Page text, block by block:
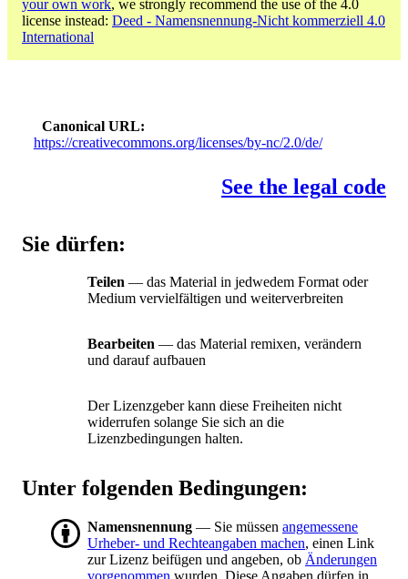
your own work, we strongly recommend the use of the 4.0
license instead: Deed - Namensnennung-Nicht kommerziell 4.0
International
Canonical URL
https://creativecommons.org/licenses/by-nc/2.0/de/
See the legal code
Sie dürfen:
Teilen — das Material in jedwedem Format oder
Medium vervielfältigen und weiterverbreiten
Bearbeiten — das Material remixen, verändern
und darauf aufbauen
Der Lizenzgeber kann diese Freiheiten nicht
widerrufen solange Sie sich an die
Lizenzbedingungen halten.
Unter folgenden Bedingungen:
Namensnennung — Sie müssen angemessene
Urheber- und Rechteangaben machen, einen Link
zur Lizenz beifügen und angeben, ob Änderungen